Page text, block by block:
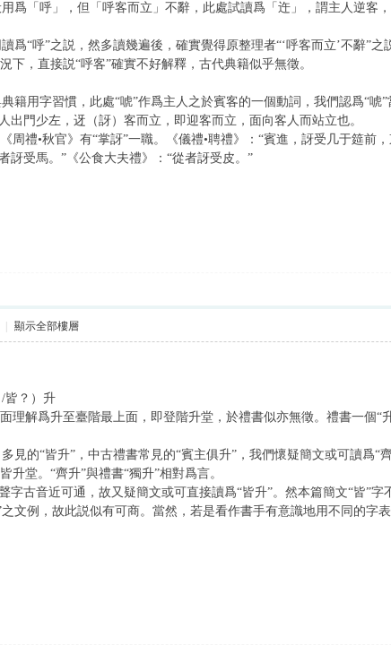
爲「呼」，但「呼客而立」不辭，此處試讀爲「迕」，謂主人逆客，
爲“呼”之説，然多讀幾遍後，確實覺得原整理者“‘呼客而立’不辭”之
下，直接説“呼客”確實不好解釋，古代典籍似乎無徵。
籍用字習慣，此處“唬”作爲主人之於賓客的一個動詞，我們認爲“唬”
出門少左，迓（訝）客而立，即迎客而立，面向客人而站立也。
周禮•秋官》有“掌訝”一職。《儀禮•聘禮》：“賓進，訝受几于筵前
訝受馬。”《公食大夫禮》：“從者訝受皮。”
顯示全部樓層
皆？）升
理解爲升至臺階最上面，即登階升堂，於禮書似亦無徵。禮書一個“
見的“皆升”，中古禮書常見的“賓主俱升”，我們懷疑簡文或可讀爲“
升堂。“齊升”與禮書“獨升”相對爲言。
字古音近可通，故又疑簡文或可直接讀爲“皆升”。然本篇簡文“皆”字
之文例，故此説似有可商。當然，若是看作書手有意識地用不同的字